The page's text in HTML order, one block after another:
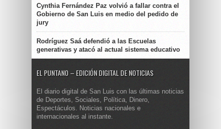
Cynthia Fernández Paz volvió a fallar contra el
Gobierno de San Luis en medio del pedido de
jury
Rodríguez Saá defendió a las Escuelas
generativas y atacó al actual sistema educativo
EL PUNTANO – EDICIÓN DIGITAL DE NOTICIAS
El diario digital de San Luis con las últimas noticias
de Deportes, Sociales, Política, Dinero,
Espectáculos. Noticias nacionales e
internacionales al instante.